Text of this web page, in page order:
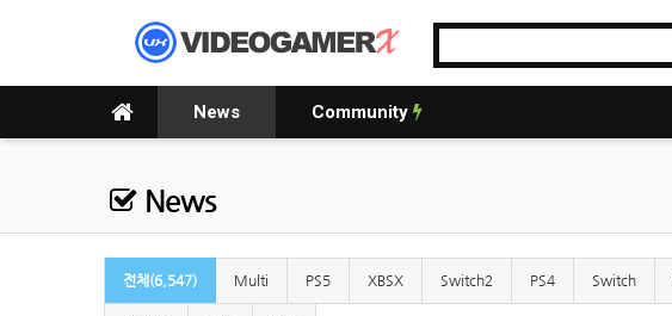
News Community
News
전체(6,547) Multi PS5 XBSX Switch2 PS4 Switch